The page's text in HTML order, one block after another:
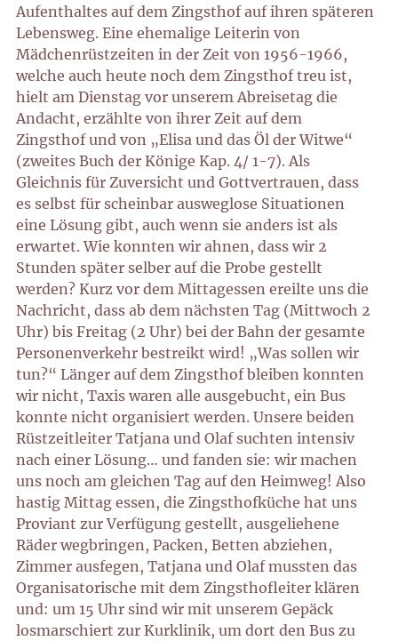
Aufenthaltes auf dem Zingsthof auf ihren späteren
Lebensweg. Eine ehemalige Leiterin von
Mädchenrüstzeiten in der Zeit von 1956-1966,
welche auch heute noch dem Zingsthof treu ist,
hielt am Dienstag vor unserem Abreisetag die
Andacht, erzählte von ihrer Zeit auf dem
Zingsthof und von „Elisa und das Öl der Witwe“
(zweites Buch der Könige Kap. 4/ 1-7). Als
Gleichnis für Zuversicht und Gottvertrauen, dass
es selbst für scheinbar ausweglose Situationen
eine Lösung gibt, auch wenn sie anders ist als
erwartet. Wie konnten wir ahnen, dass wir 2
Stunden später selber auf die Probe gestellt
werden? Kurz vor dem Mittagessen ereilte uns die
Nachricht, dass ab dem nächsten Tag (Mittwoch 2
Uhr) bis Freitag (2 Uhr) bei der Bahn der gesamte
Personenverkehr bestreikt wird! „Was sollen wir
tun?“ Länger auf dem Zingsthof bleiben konnten
wir nicht, Taxis waren alle ausgebucht, ein Bus
konnte nicht organisiert werden. Unsere beiden
Rüstzeitleiter Tatjana und Olaf suchten intensiv
nach einer Lösung… und fanden sie: wir machen
uns noch am gleichen Tag auf den Heimweg! Also
hastig Mittag essen, die Zingsthofküche hat uns
Proviant zur Verfügung gestellt, ausgeliehene
Räder wegbringen, Packen, Betten abziehen,
Zimmer ausfegen, Tatjana und Olaf mussten das
Organisatorische mit dem Zingsthofleiter klären
und: um 15 Uhr sind wir mit unserem Gepäck
losmarschiert zur Kurklinik, um dort den Bus zu